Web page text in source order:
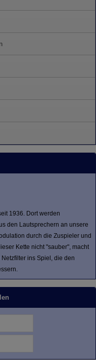
1936. Dort werden
den Lautsprechern an unsere
durch die Zuspieler und
Kette nicht "sauber", macht
ins Spiel, die den